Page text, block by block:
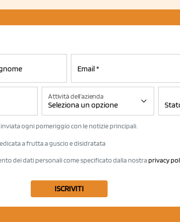
Attività dell'azienda
ogni pomeriggio con le notizie principali.
a frutta a guscio e disidratata
dei dati personali come specificato dalla nostra privacy
ISCRIVITI